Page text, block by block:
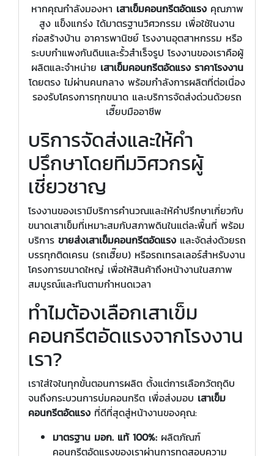
หากคุณกำลังมองหา เสาเข็มคอนกรีตอัดแรงคุณภาพ
สูง แข็งแกร่ง ได้มาตรฐานวิศวกรรม เพื่อใช้ในงาน
ก่อสร้างบ้าน อาคารพานิชย์ โรงงานอุตสาหกรรม หรือ
ระบบกำแพงกันดินและรั้วสำเร็จรูป โรงงานของเราคือผู้
ผลิตและจำหน่าย เสาเข็มคอนกรีตอัดแรง ราคาโรงงาน
โดยตรง ไม่ผ่านคนกลาง พร้อมกำลังการผลิตที่ต่อเนื่อง
รองรับโครงการทุกขนาด และบริการจัดส่งด่วนด้วยรถ
เฮี๊ยบมืออาชีพ
บริการจัดส่งและให้คำ
ปรึกษาโดยทีมวิศวกรผู้
เชี่ยวชาญ
โรงงานของเรามีบริการคำนวณและให้คำปรึกษาเกี่ยวกับ
ขนาดเสาเข็มที่เหมาะสมกับสภาพดินในแต่ละพื้นที่ พร้อม
บริการ ขายส่งเสาเข็มคอนกรีตอัดแรง และจัดส่งด้วยรถ
บรรทุกติดเครน (รถเฮี๊ยบ) หรือรถเทรลเลอร์สำหรับงาน
โครงการขนาดใหญ่ เพื่อให้สินค้าถึงหน้างานในสภาพ
สมบูรณ์และทันตามกำหนดเวลา
ทำไมต้องเลือกเสาเข็ม
คอนกรีตอัดแรงจากโรงงาน
เรา?
เราใส่ใจในทุกขั้นตอนการผลิต ตั้งแต่การเลือกวัตถุดิบ
จนถึงกระบวนการบ่มคอนกรีต เพื่อส่งมอบ เสาเข็ม
คอนกรีตอัดแรง ที่ดีที่สุดสู่หน้างานของคุณ:
มาตรฐาน มอก. แท้ 100%: ผลิตภัณฑ์
คอนกรีตอัดแรงของเราผ่านการทดสอบความ